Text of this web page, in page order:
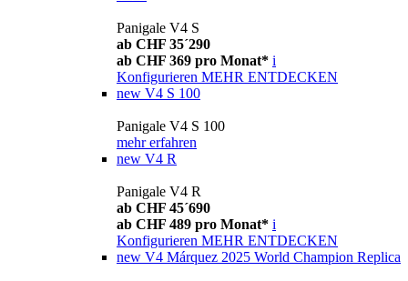
Panigale V4 S
ab CHF 35´290
ab CHF 369 pro Monat* i
Konfigurieren MEHR ENTDECKEN
new V4 S 100
Panigale V4 S 100
mehr erfahren
new V4 R
Panigale V4 R
ab CHF 45´690
ab CHF 489 pro Monat* i
Konfigurieren MEHR ENTDECKEN
new V4 Márquez 2025 World Champion Replica